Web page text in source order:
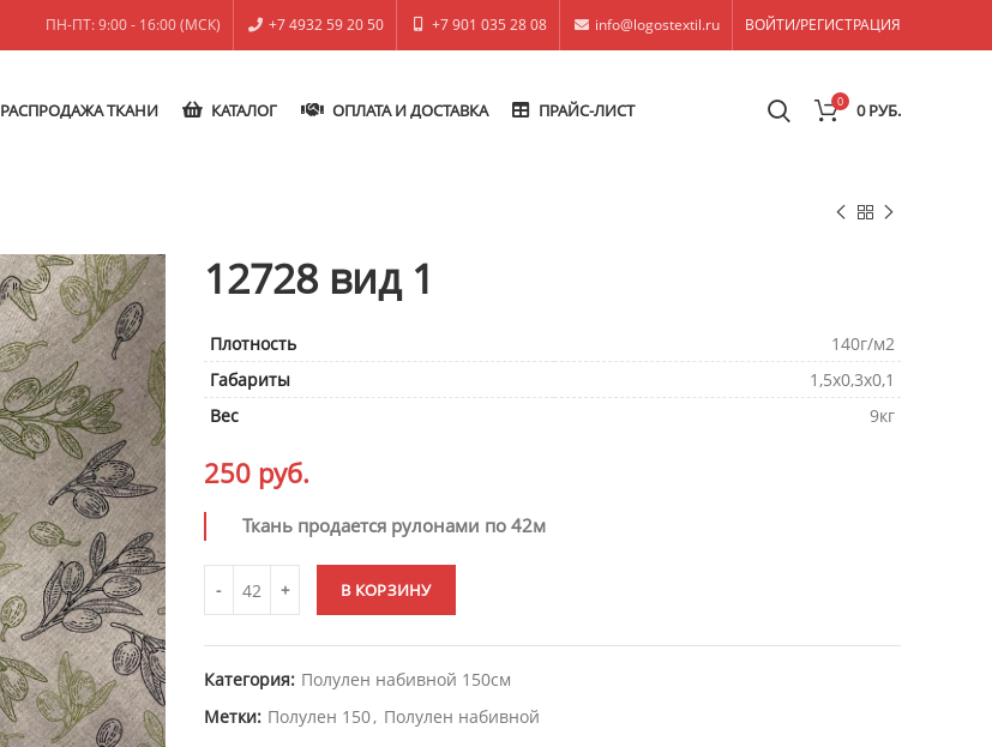
ПН-ПТ: 9:00 - 16:00 (МСК) +7 4932 59 20 50 +7 901 035 28 08 info@logostextil.ru ВОЙТИ/РЕГИСТРАЦИЯ
РАСПРОДАЖА ТКАНИ КАТАЛОГ ОПЛАТА И ДОСТАВКА ПРАЙС-ЛИСТ 0 0РУБ.
12728 вид 1
Плотность
140г/м2
Габариты
1,5х0,3х0,1
Вес
9кг
250 руб.
Ткань продается рулонами по 42м
В КОРЗИНУ
Категория: Полулен набивной 150см
Метки: Полулен 150, Полулен набивной